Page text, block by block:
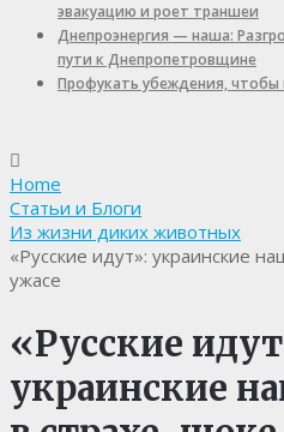
эвакуацию и роет траншеи
Днепроэнергия — наша:
пути к Днепропетровщине
Профукать убеждения, чтобы
Home
Статьи и Блоги
Из жизни диких животных
«Русские идут»: украинские
ужасе
«Русские
украинские